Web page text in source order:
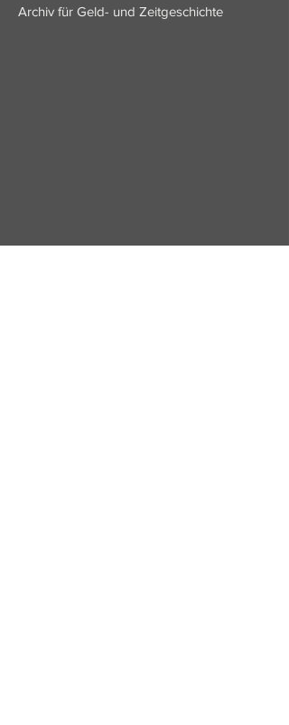
Archiv für Geld- und Zeitgeschichte